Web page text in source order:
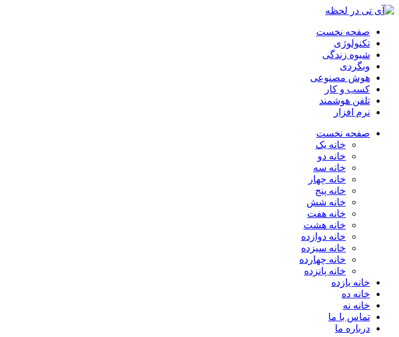
صفحه نخست
تکنولوژی
شیوه زندگی
وبگردی
هوش مصنوعی
کسب و کار
تلفن هوشمند
نرم افزار
صفحه نخست
خانه یک
خانه دو
خانه سه
خانه چهار
خانه پنج
خانه شش
خانه هفت
خانه هشت
خانه دوازده
خانه سیزده
خانه چهارده
خانه پانزده
خانه یازده
خانه ده
خانه نه
تماس با ما
درباره ما